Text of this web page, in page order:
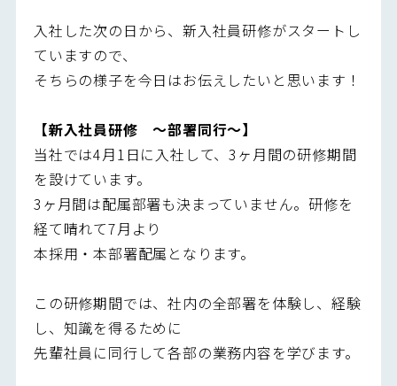
入社した次の日から、新入社員研修がスタートし
ていますので、
そちらの様子を今日はお伝えしたいと思います！
【新入社員研修 ～部署同行～】
当社では4月1日に入社して、3ヶ月間の研修期間
を設けています。
3ヶ月間は配属部署も決まっていません。研修を
経て晴れて7月より
本採用・本部署配属となります。
この研修期間では、社内の全部署を体験し、経験
し、知識を得るために
先輩社員に同行して各部の業務内容を学びます。